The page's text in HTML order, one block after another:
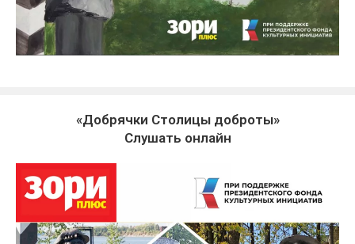
«Добрячки Столицы доброты»
Слушать онлайн